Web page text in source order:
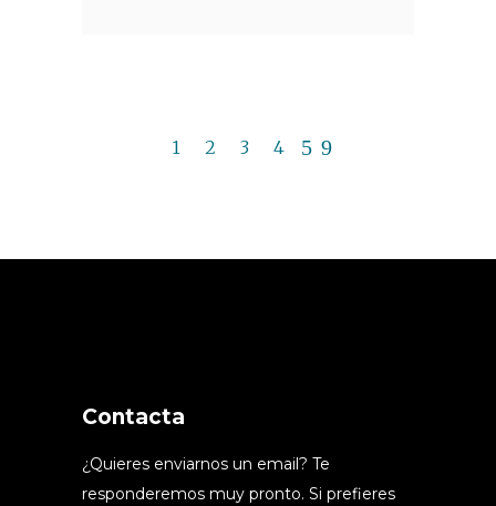
1 2 3 4
Contacta
¿Quieres enviarnos un email? Te
responderemos muy pronto. Si prefieres